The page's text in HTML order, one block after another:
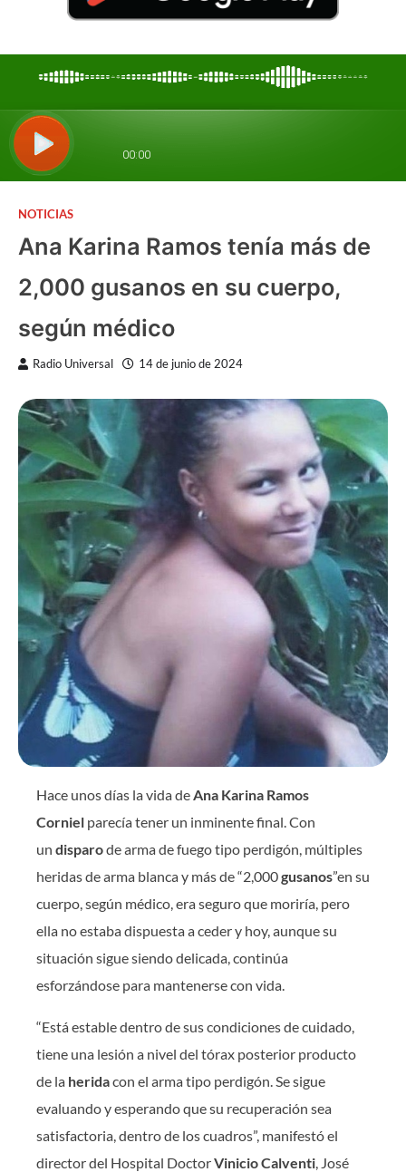
NOTICIAS
Ana Karina Ramos tenía más de
2,000 gusanos en su cuerpo,
según médico
Radio Universal 14 de junio de 2024
Hace unos días la vida de Ana Karina Ramos
Corniel parecía tener un inminente final. Con
un disparode arma de fuego tipo perdigón, múltiples
heridas de arma blanca y más de “2,000gusanos”en su
cuerpo, según médico, era seguro que moriría, pero
ella no estaba dispuesta a ceder y hoy, aunque su
situación sigue siendo delicada, continúa
esforzándose para mantenerse con vida.
“Está estable dentro de sus condiciones de cuidado,
tiene una lesión a nivel del tórax posterior producto
de la heridacon el arma tipo perdigón. Se sigue
evaluando y esperando que su recuperación sea
satisfactoria, dentro de los cuadros”, manifestó el
director del Hospital DoctorVinicio Calventi , José